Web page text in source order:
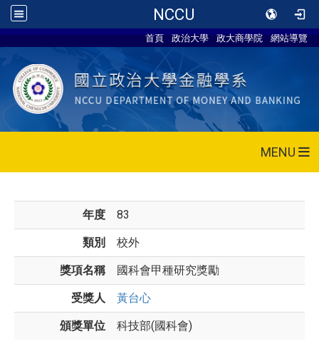
NCCU
首頁 政治大學 政大商學院 網站導覽
MENU
年度 83
類別 校外
獎項名稱 國科會甲種研究獎勵
受獎人 黃台心
頒獎單位 科技部(國科會)